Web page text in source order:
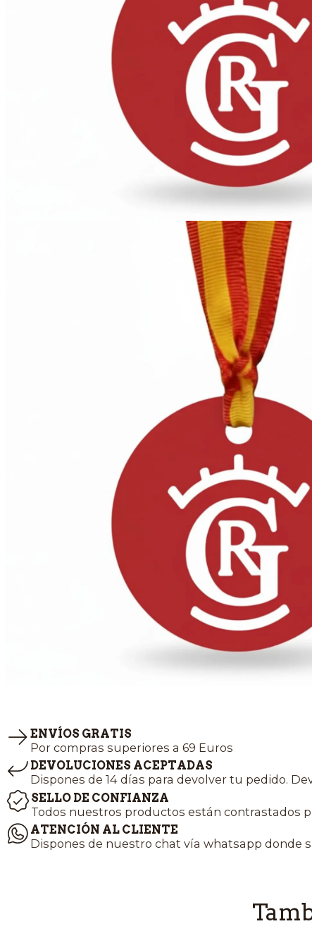
ENVÍOS GRATIS
Por compras superiores a 69 Euros
DEVOLUCIONES ACEPTADAS
Dispones de 14 días para devolver tu pedido.
SELLO DE CONFIANZA
Todos nuestros productos están contrastados
ATENCIÓN AL CLIENTE
Dispones de nuestro chat vía whatsapp donde